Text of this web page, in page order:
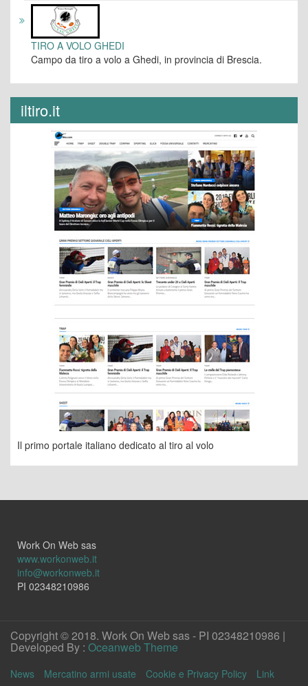
TIRO A VOLO GHEDI
Campo da tiro a volo a Ghedi, in provincia di Brescia.
iltiro.it
Il primo portale italiano dedicato al tiro al volo
Work On Web sas
www.workonweb.it
info@workonweb.it
PI 02348210986
Copyright © 2018. Work On Web sas - PI 02348210986 |
Developed By : Oceanweb Theme
News Mercatino armi usate Cookie e Privacy Policy Link